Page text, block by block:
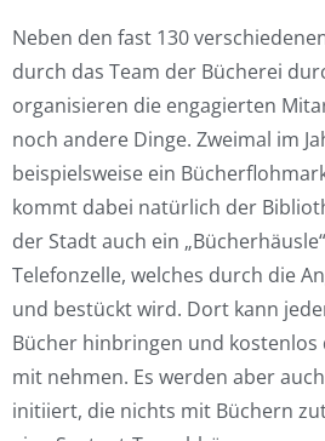
Neben den fast 130
durch das Team der Bücherei
organisieren die engagierten
noch andere Dinge. Zweimal im
beispielsweise ein
kommt dabei natürlich der
der Stadt auch ein
Telefonzelle, welches durch die
und bestückt wird. Dort kann
Bücher hinbringen und
mit nehmen. Es werden aber
initiiert, die nichts mit Büchern